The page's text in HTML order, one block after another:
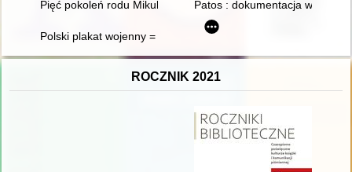
Pięć pokoleń rodu Mikulskich. T. 1Patos : dokumentacja własnej
Polski plakat wojenny = Polish world war II posters
ROCZNIK 2021